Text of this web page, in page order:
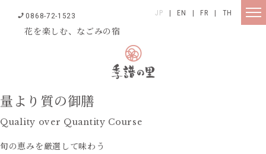
0868-72-1523 JP EN FR TH
花を楽しむ、なごみの宿
量より質の御膳
Quality over Quantity Course
旬の恵みを厳選して味わう